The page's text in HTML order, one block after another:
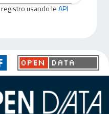
usando leAPI